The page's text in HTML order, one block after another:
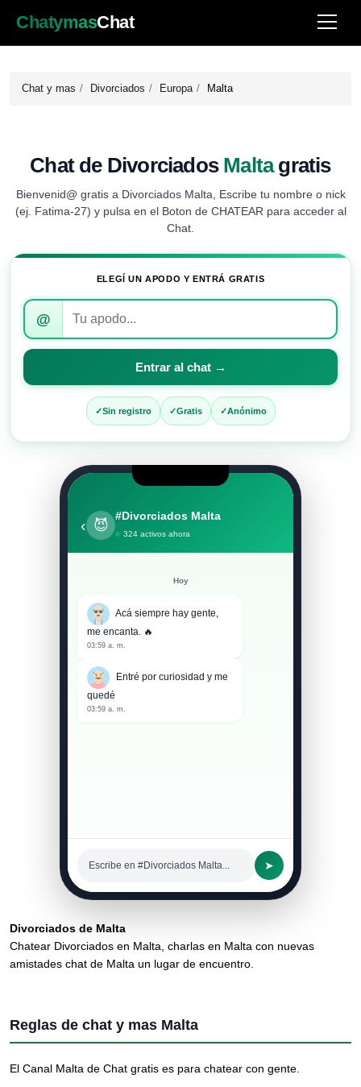
ChatymasChat
Chat y mas Divorciados Europa Malta
Chat de Divorciados Maltagratis
Bienvenid@ gratis a Divorciados Malta, Escribe tu nombre o nick
(ej. Fatima-27) y pulsa en el Boton de CHATEAR para acceder al
Chat.
ELEGÍ UN APODO Y ENTRÁ GRATIS
Introduce
apodo
para
entrar
@
Entrar al chat →
Sin registro Gratis Anónimo
‹ 😈
#Divorciados Malta
324 activos ahora
Hoy
Acá siempre hay gente,
me encanta. 🔥
03:59 a. m.
Entré por curiosidad y me
quedé
03:59 a. m.
Escribe en #Divorciados Malta... ➤
Divorciados de Malta
Chatear Divorciados en Malta, charlas en Malta con nuevas
amistades chat de Malta un lugar de encuentro.
Reglas de chat y mas Malta
El Canal Malta de Chat gratis es para chatear con gente.